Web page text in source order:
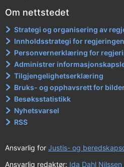
Om nettstedet
Strategi og organisering av
Innholdsstrategi for
Personvernerklæring for
Administrer
Tilgjengelighetserklæring
Bruks- og opphavsrett for
Besøksstatistikk
Nyhetsvarsel
RSS
Ansvarlig for Justis- og
Ansvarlig redaktør: Ida Dahl Nilssen